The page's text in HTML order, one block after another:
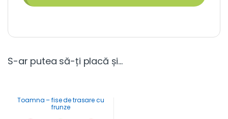
S-ar putea să-ți placă și…
Toamna – fise de trasare cu
frunze